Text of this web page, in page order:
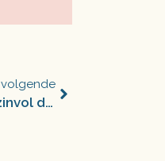
volgende
Opinie: Te weinig kinderen? Hier zijn de feiten voor een zinvol debat